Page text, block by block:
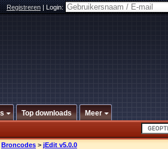
Registreren|Login:
Top downloads Meer
Broncodes > jEdit v5.0.0